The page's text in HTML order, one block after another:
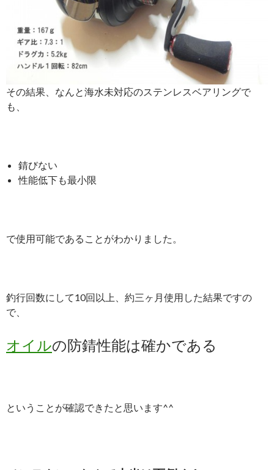
その結果、なんと海水未対応のステンレスベアリングで
も、
錆びない
性能低下も最小限
で使用可能であることがわかりました。
釣行回数にして10回以上、約三ヶ月使用した結果ですの
で、
オイルの防錆性能は確かである
ということが確認できたと思います^^